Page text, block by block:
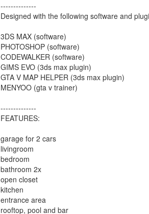
--------------
Designed with the following software and
3DS MAX (software)
PHOTOSHOP (software)
CODEWALKER (software)
GIMS EVO (3ds max plugin)
GTA V MAP HELPER (3ds max plugin)
MENYOO (gta v trainer)
--------------
FEATURES:
garage for 2 cars
livingroom
bedroom
bathroom 2x
open closet
kitchen
entrance area
rooftop, pool and bar